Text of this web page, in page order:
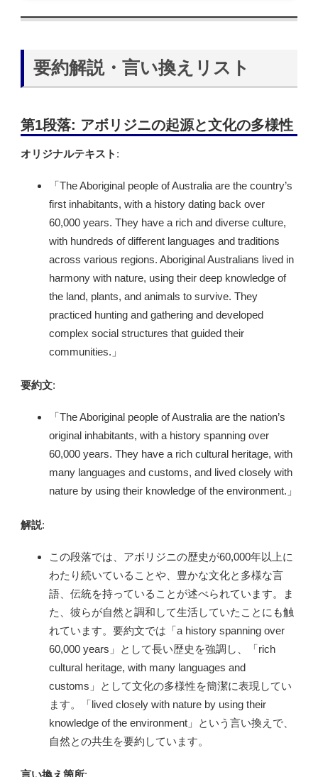
要約解説・言い換えリスト
第1段落: アボリジニの起源と文化の多様性
オリジナルテキスト :
「The Aboriginal people of Australia are the country’s
first inhabitants, with a history dating back over
60,000 years. They have a rich and diverse culture,
with hundreds of different languages and traditions
across various regions. Aboriginal Australians lived in
harmony with nature, using their deep knowledge of
the land, plants, and animals to survive. They
practiced hunting and gathering and developed
complex social structures that guided their
communities.」
要約文:
「The Aboriginal people of Australia are the nation’s
original inhabitants, with a history spanning over
60,000 years. They have a rich cultural heritage, with
many languages and customs, and lived closely with
nature by using their knowledge of the environment.」
解説:
この段落では、アボリジニの歴史が60,000年以上に
わたり続いていることや、豊かな文化と多様な言
語、伝統を持っていることが述べられています。ま
た、彼らが自然と調和して生活していたことにも触
れています。要約文では「a history spanning over
60,000 years」として長い歴史を強調し、「rich
cultural heritage, with many languages and
customs」として文化の多様性を簡潔に表現してい
ます。「lived closely with nature by using their
knowledge of the environment」という言い換えで、
自然との共生を要約しています。